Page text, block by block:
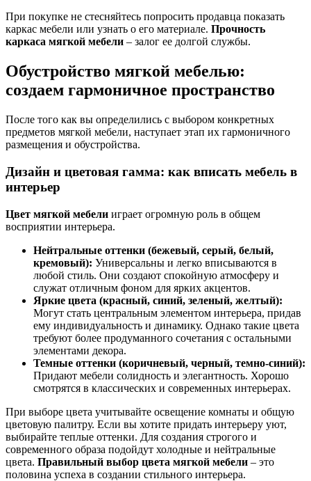
При покупке не стесняйтесь попросить продавца показать
каркас мебели или узнать о его материале. Прочность
каркаса мягкой мебели – залог ее долгой службы.
Обустройство мягкой мебелью:
создаем гармоничное пространство
После того как вы определились с выбором конкретных
предметов мягкой мебели, наступает этап их гармоничного
размещения и обустройства.
Дизайн и цветовая гамма: как вписать мебель в
интерьер
Цвет мягкой мебели играет огромную роль в общем
восприятии интерьера.
Нейтральные оттенки (бежевый, серый, белый,
кремовый): Универсальны и легко вписываются в
любой стиль. Они создают спокойную атмосферу и
служат отличным фоном для ярких акцентов.
Яркие цвета (красный, синий, зеленый, желтый):
Могут стать центральным элементом интерьера, придав
ему индивидуальность и динамику. Однако такие цвета
требуют более продуманного сочетания с остальными
элементами декора.
Темные оттенки (коричневый, черный, темно-синий):
Придают мебели солидность и элегантность. Хорошо
смотрятся в классических и современных интерьерах.
При выборе цвета учитывайте освещение комнаты и общую
цветовую палитру. Если вы хотите придать интерьеру уют,
выбирайте теплые оттенки. Для создания строгого и
современного образа подойдут холодные и нейтральные
цвета. Правильный выбор цвета мягкой мебели – это
половина успеха в создании стильного интерьера.